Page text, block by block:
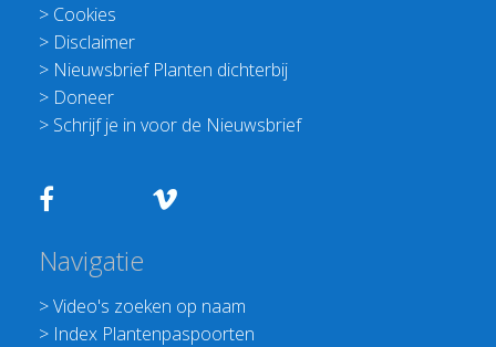
> Cookies
> Disclaimer
> Nieuwsbrief Planten dichterbij
> Doneer
> Schrijf je in voor de Nieuwsbrief
Navigatie
>Video's zoeken op naam
> Index Plantenpaspoorten